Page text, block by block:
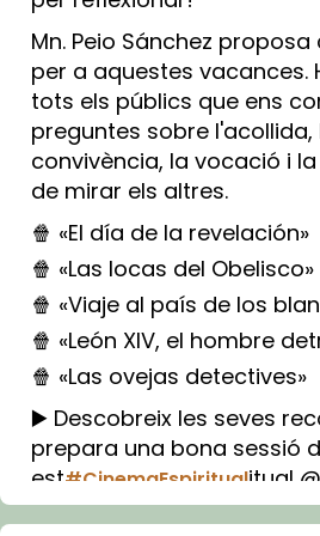
Mn. Peio Sánchez proposa
per a aquestes vacances.
tots els públics que ens
preguntes sobre
convivència, la vocació i
de mirar els altres.
🍿 «El día de la revelación»
🍿 «Las locas del Obelisco»
🍿 «Viaje al país de los
🍿 «León XIV, el hombre
🍿 «Las ovejas detectives»
▶️ Descobreix les seves
prepara una bona sessió
est#CinemaEspiritualitual
Imatge: Generada amb IA